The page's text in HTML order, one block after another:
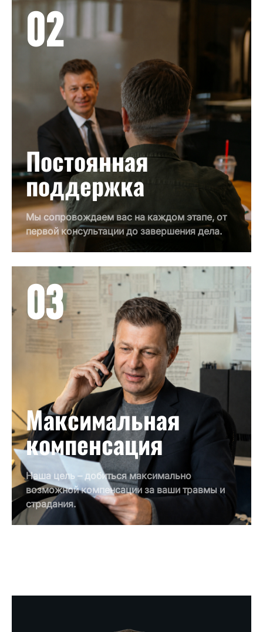
02
Постоянная
поддержка
Мы сопровождаем вас на каждом этапе, от
первой консультации до завершения дела.
03
Максимальная
компенсация
Наша цель – добиться максимально
возможной компенсации за ваши травмы и
страдания.